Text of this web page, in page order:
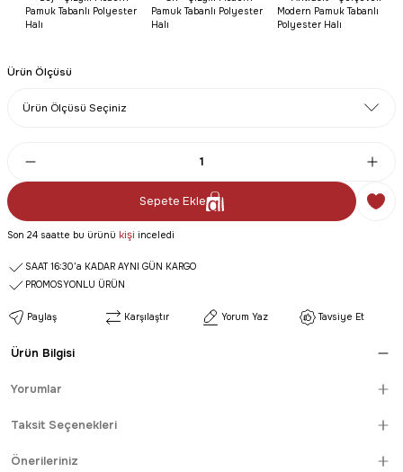
Ürün Ölçüsü
Sepete Ekle
Son 24 saatte bu ürünü kişi inceledi
SAAT 16:30’a KADAR AYNI GÜN KARGO
PROMOSYONLU ÜRÜN
Paylaş Karşılaştır Yorum Yaz Tavsiye Et
Ürün Bilgisi
Yorumlar
Taksit Seçenekleri
Önerileriniz